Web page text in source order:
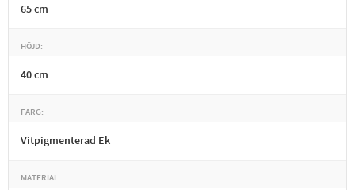
65 cm
HÖJD
40 cm
FÄRG
Vitpigmenterad Ek
MATERIAL